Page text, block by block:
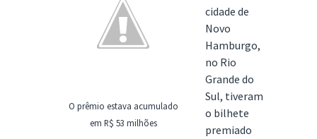
O prêmio estava acumulado
em R$ 53 milhões
cidade de
Novo
Hamburgo,
no Rio
Grande do
Sul, tiveram
o bilhete
premiado